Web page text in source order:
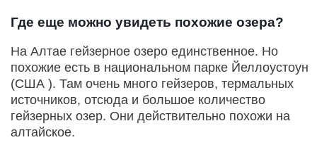
Где еще можно увидеть похожие озера?
На Алтае гейзерное озеро единственное. Но
похожие есть в национальном парке Йеллоустоун
(США ). Там очень много гейзеров, термальных
источников, отсюда и большое количество
гейзерных озер. Они действительно похожи на
алтайское.